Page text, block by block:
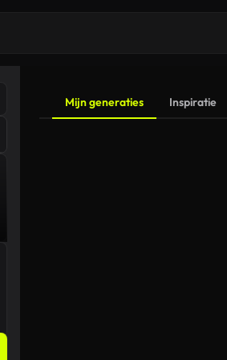
Mijn generaties Inspiratie